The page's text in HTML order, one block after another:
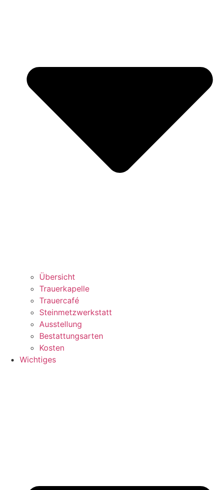
Übersicht
Trauerkapelle
Trauercafé
Steinmetzwerkstatt
Ausstellung
Bestattungsarten
Kosten
Wichtiges